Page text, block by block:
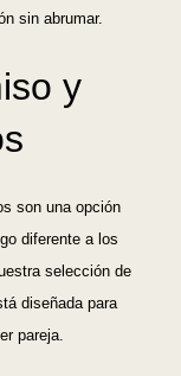
sin abrumar.
y
son una opción
diferente a los
selección de
diseñada para
pareja.